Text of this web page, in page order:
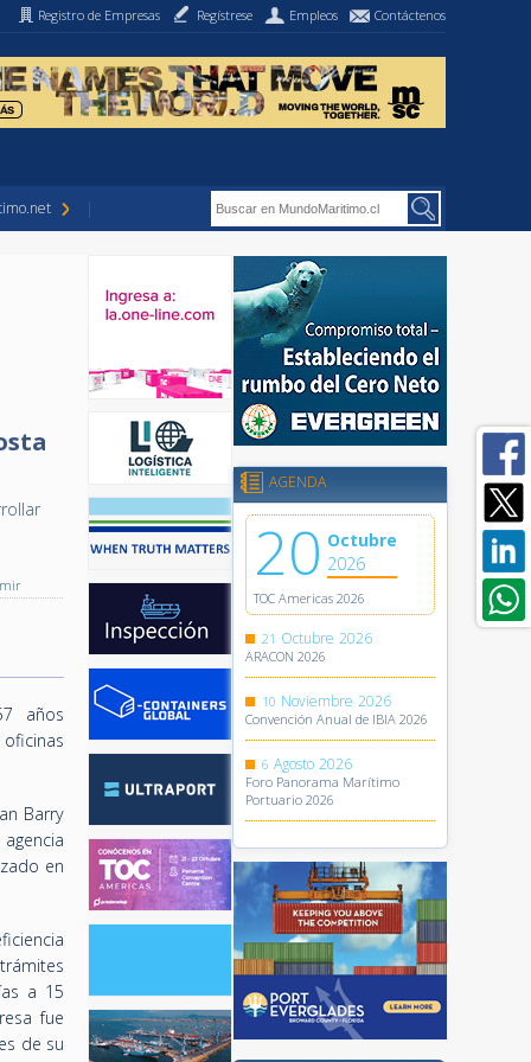
Registro de Empresas Regístrese Empleos Contáctenos
años
Barry
en
a 15
fue
de su
AGENDA
20 Octubre
2026
TOC Americas 2026
21 Octubre 2026
ARACON 2026
10 Noviembre 2026
Convención Anual de IBIA 2026
6 Agosto 2026
Foro Panorama Marítimo
Portuario 2026